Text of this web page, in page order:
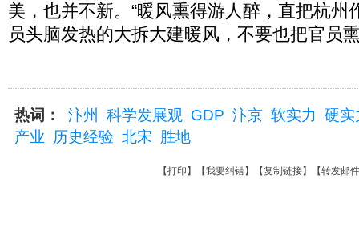
美，也并不新。“暖风熏得游人醉，直把杭州
员头脑发热的大拆大建暖风，不要也把官员
热词： 汴州 科学发展观 GDP 汴京 软实力 硬实
产业
历史经验 北宋 胜地
【打印 】【我要纠错】【复制链接】【转发邮件